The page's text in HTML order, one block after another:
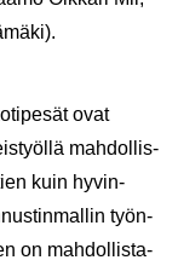
ovat
mah­dol­lis­
kuin hy­vin­
työn­
on mah­dol­lis­ta­